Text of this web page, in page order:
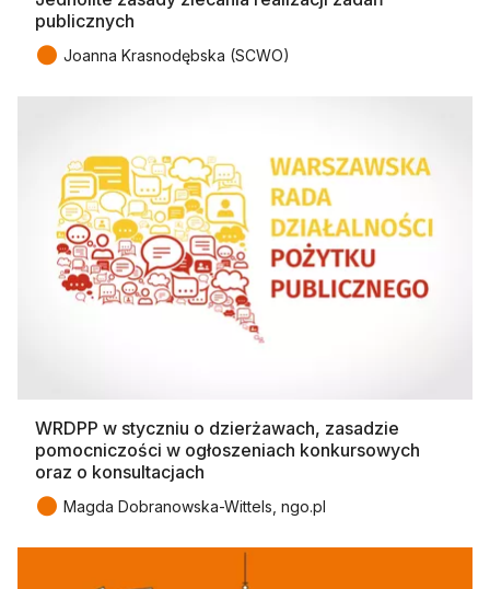
publicznych
● Joanna Krasnodębska (SCWO)
WRDPP w styczniu o dzierżawach, zasadzie
pomocniczości w ogłoszeniach konkursowych
oraz o konsultacjach
● Magda Dobranowska-Wittels, ngo.pl